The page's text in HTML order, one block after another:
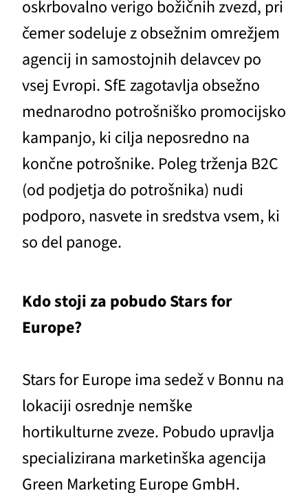
oskrbovalno verigo božičnih zvezd, pri
čemer sodeluje z obsežnim omrežjem
agencij in samostojnih delavcev po
vsej Evropi. SfE zagotavlja obsežno
mednarodno potrošniško promocijsko
kampanjo, ki cilja neposredno na
končne potrošnike. Poleg trženja B2C
(od podjetja do potrošnika) nudi
podporo, nasvete in sredstva vsem, ki
so del panoge.
Kdo stoji za pobudo Stars for
Europe?
Stars for Europe ima sedež v Bonnu na
lokaciji osrednje nemške
hortikulturne zveze. Pobudo upravlja
specializirana marketinška agencija
Green Marketing Europe GmbH.